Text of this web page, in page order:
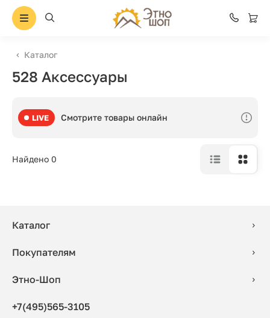
Каталог
528 Аксессуары
LIVE Смотрите товары онлайн
Найдено 0
Каталог
Покупателям
Этно-Шоп
+7(495)565-3105